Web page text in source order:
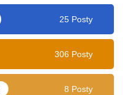
25 Posty
306 Posty
8 Posty